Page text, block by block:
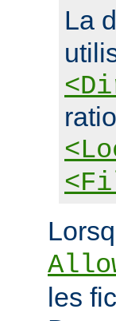
La
les